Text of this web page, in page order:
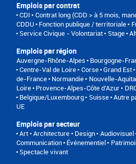
Emplois par contrat
CDI Contrat long (CDD > à 5 mois,
CDDU
Fonction publique / territoriale
Service Civique - Volontariat
Stage
Emplois par région
Auvergne-Rhône-Alpes Bourgogne-
Centre-Val de Loire Corse Grand Est
de-France Normandie Nouvelle-
Loire Provence-Alpes-Côte d'Azur
Belgique/Luxembourg
Suisse Autre
UE
Emplois par secteur
Art • Architecture • Design Audiovisuel
Communication Événementiel
Spectacle vivant